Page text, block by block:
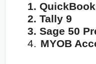
1.
2. Tally 9
3. Sage 50
4. MYOB